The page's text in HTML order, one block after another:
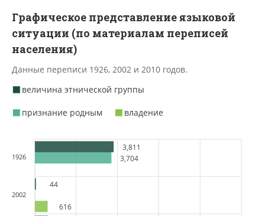
Графическое представление языковой
ситуации (по материалам переписей
населения)
Данные переписи 1926, 2002 и 2010 годов.
3,811
44
3,704
616
1926
2002
величина этнической группы
признание родным владение